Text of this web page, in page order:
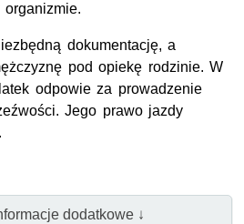
dokumentację, a
pod opiekę rodzinie. W
odpowie za prowadzenie
Jego prawo jazdy
dodatkowe ↓